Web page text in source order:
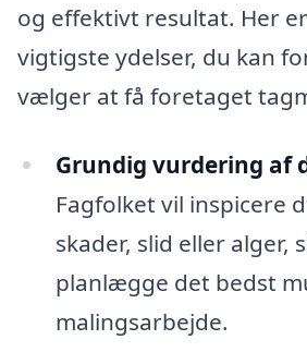
og effektivt resultat. Her
vigtigste ydelser, du kan
vælger at få foretaget
Grundig vurdering af
Fagfolket vil inspicere
skader, slid eller alger,
planlægge det bedst
malingsarbejde.